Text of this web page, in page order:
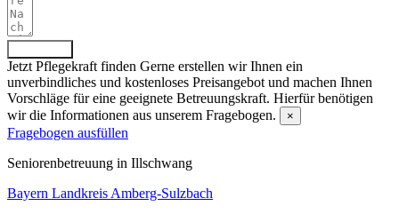
Jetzt Pflegekraft finden Gerne erstellen wir Ihnen ein
unverbindliches und kostenloses Preisangebot und machen Ihnen
Vorschläge für eine geeignete Betreuungskraft. Hierfür benötigen
wir die Informationen aus unserem Fragebogen.
×
Fragebogen ausfüllen
Senioren­betreuung in Illschwang
Bayern Landkreis Amberg-Sulzbach